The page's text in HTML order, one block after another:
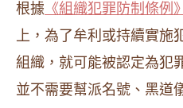
根據 《組織犯罪防制條例
上，為了牟利或持續實施
組織，就可能被認定為犯
並不需要幫派名號、黑道